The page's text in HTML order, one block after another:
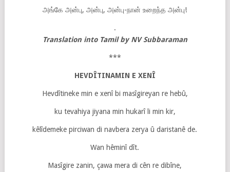
அங்கே அன்பு, அன்பு, அன்பு-நான் உறைந்த அன்பு!
.
Translation into Tamil by NV Subbaraman
***
HEVDÎTINAMIN E XENÎ
Hevdîtineke min e xenî bi masîgireyan re hebû,
ku tevahiya jiyana min hukarî li min kir,
kêlîdemeke pirciwan di navbera zerya û daristanê de.
Wan hêminî dît.
Masîgire zanin, çawa mera di cên re dibîne,